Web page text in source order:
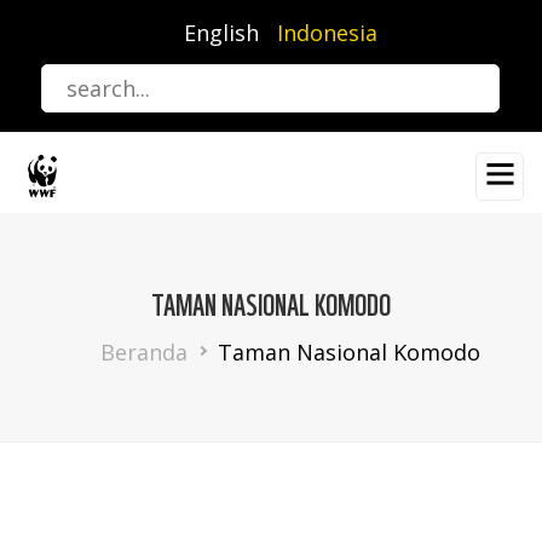
utama
English Indonesia
TAMAN NASIONAL KOMODO
Breadcrumb
Beranda Taman Nasional Komodo